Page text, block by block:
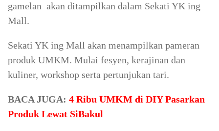
gamelan akan ditampilkan dalam Sekati YK ing
Mall.
Sekati YK ing Mall akan menampilkan pameran
produk UMKM. Mulai fesyen, kerajinan dan
kuliner, workshop serta pertunjukan tari.
BACA JUGA: 4 Ribu UMKM di DIY Pasarkan
Produk Lewat SiBakul